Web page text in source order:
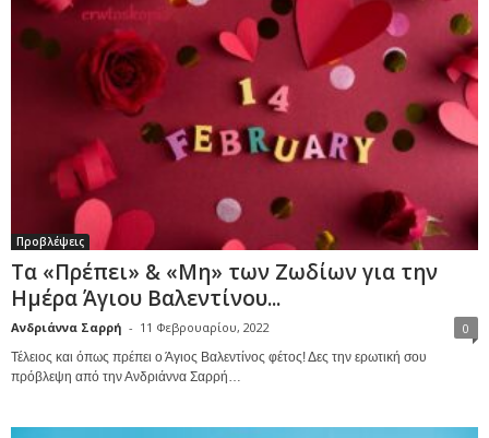
Προβλέψεις
Τα «Πρέπει» & «Μη» των Ζωδίων για την
Ημέρα Άγιου Βαλεντίνου...
Ανδριάννα Σαρρή - 11 Φεβρουαρίου, 2022 0
Τέλειος και όπως πρέπει ο Άγιος Βαλεντίνος φέτος! Δες την ερωτική σου
πρόβλεψη από την Ανδριάννα Σαρρή…